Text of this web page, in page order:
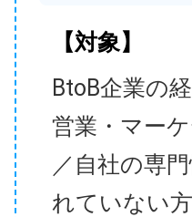
【対象】
BtoB企業の
営業・マー
／自社の専
れていない